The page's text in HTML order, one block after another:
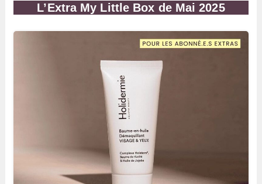
L’Extra My Little Box de Mai 2025